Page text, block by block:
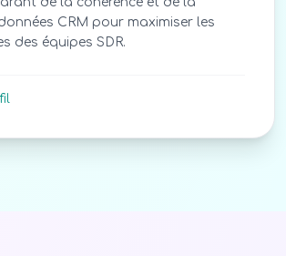
CRM pour maximiser les
des équipes SDR.